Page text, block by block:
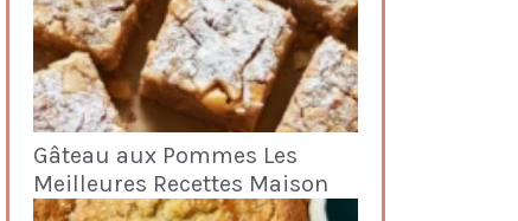
Gâteau aux Pommes Les
Meilleures Recettes Maison